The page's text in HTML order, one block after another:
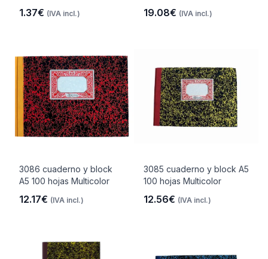
1.37€ (IVA incl.) 19.08€ (IVA incl.)
3086 cuaderno y block
A5 100 hojas Multicolor
12.17€ (IVA incl.)
3085 cuaderno y block A5
100 hojas Multicolor
12.56€ (IVA incl.)